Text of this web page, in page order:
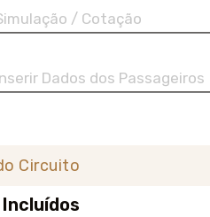
/ Cotação
Dados dos Passageiros
Circuito